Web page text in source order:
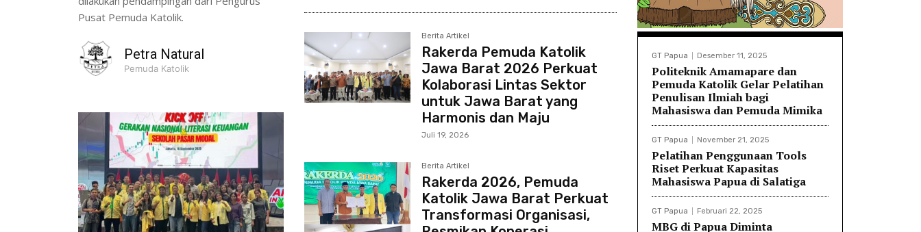
Pusat Pemuda Katolik.
Petra Natural
Pemuda Katolik
Berita Artikel
Rakerda Pemuda Katolik
Jawa Barat 2026 Perkuat
Kolaborasi Lintas Sektor
untuk Jawa Barat yang
Harmonis dan Maju
Juli 19, 2026
Berita Artikel
Rakerda 2026, Pemuda
Katolik Jawa Barat Perkuat
Transformasi Organisasi,
GT Papua Desember 11, 2025
Politeknik Amamapare dan
Pemuda Katolik Gelar Pelatihan
Penulisan Ilmiah bagi
Mahasiswa dan Pemuda Mimika
GT Papua November 21, 2025
Pelatihan Penggunaan Tools
Riset Perkuat Kapasitas
Mahasiswa Papua di Salatiga
GT Papua Februari 22, 2025
MBG di Papua Diminta